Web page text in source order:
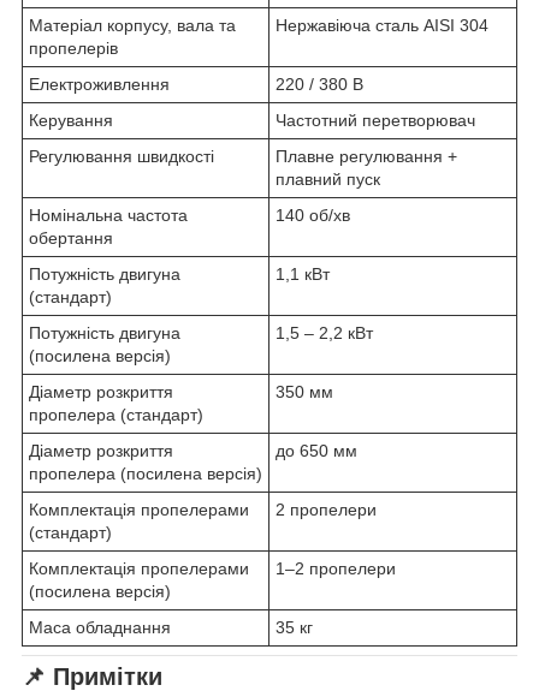
Матеріал корпусу, вала та
пропелерів
Нержавіюча сталь AISI 304
Електроживлення
220 / 380 В
Керування
Частотний перетворювач
Регулювання швидкості
Плавне регулювання +
плавний пуск
Номінальна частота
обертання
140 об/хв
Потужність двигуна
(стандарт)
1,1 кВт
Потужність двигуна
(посилена версія)
1,5 – 2,2 кВт
Діаметр розкриття
пропелера (стандарт)
350 мм
Діаметр розкриття
пропелера (посилена версія)
до 650 мм
Комплектація пропелерами
(стандарт)
2 пропелери
Комплектація пропелерами
(посилена версія)
1–2 пропелери
Маса обладнання 35 кг
📌 Примітки